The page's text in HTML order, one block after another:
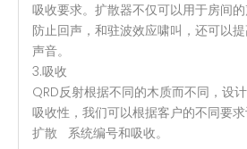
吸收要求。扩散器不仅可以用于房间
防止回声，和驻波效应啸叫，还可以
声音。
3.吸收
QRD反射根据不同的木质而不同，设
吸收性，我们可以根据客户的不同要
扩散 系统编号和吸收。